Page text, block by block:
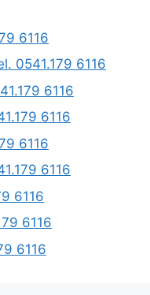
6116
0541.179 6116
6116
6116
6116
6116
6116
6116
6116